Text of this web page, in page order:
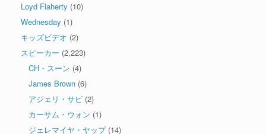
Loyd Flaherty (10)
Wednesday (1)
キッズビデオ (2)
スピーカー (2,223)
CH・スーン (4)
James Brown (6)
アジェリ・サビ (2)
カーサム・ウォン (1)
ジェレマイヤ・ヤップ(14)